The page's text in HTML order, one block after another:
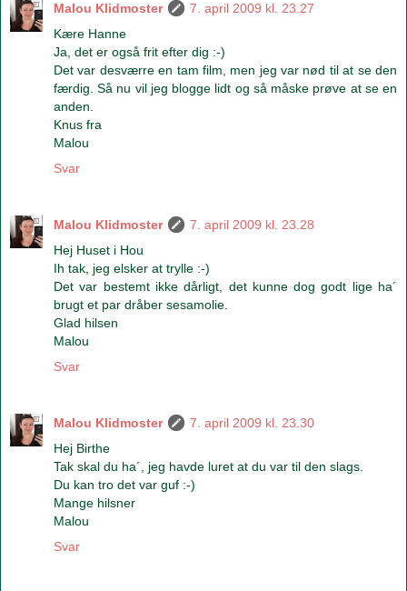
Malou Klidmoster
7. april 2009 kl. 23.27
Kære Hanne
Ja, det er også frit efter dig :-)
Det var desværre en tam film, men jeg var nød til at se den
færdig. Så nu vil jeg blogge lidt og så måske prøve at se en
anden.
Knus fra
Malou
Svar
Malou Klidmoster
7. april 2009 kl. 23.28
Hej Huset i Hou
Ih tak, jeg elsker at trylle :-)
Det var bestemt ikke dårligt, det kunne dog godt lige ha´
brugt et par dråber sesamolie.
Glad hilsen
Malou
Svar
Malou Klidmoster
7. april 2009 kl. 23.30
Hej Birthe
Tak skal du ha´, jeg havde luret at du var til den slags.
Du kan tro det var guf :-)
Mange hilsner
Malou
Svar